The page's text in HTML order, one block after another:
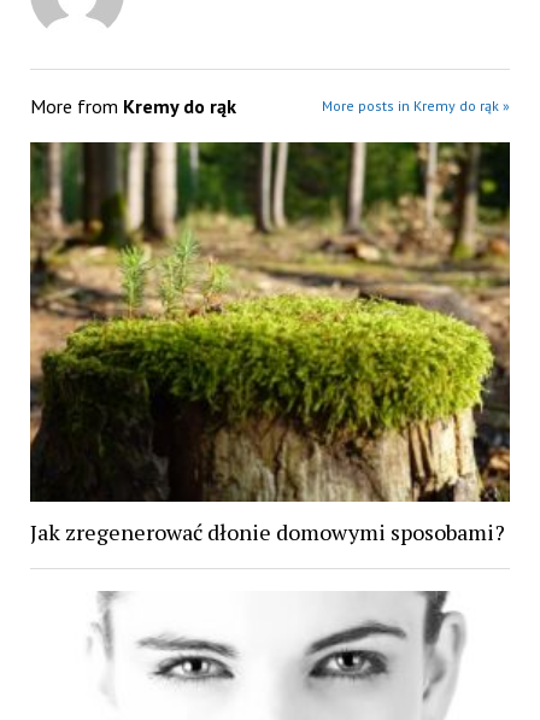
More from Kremy do rąk More posts in Kremy do rąk »
Jak zregenerować dłonie domowymi sposobami?